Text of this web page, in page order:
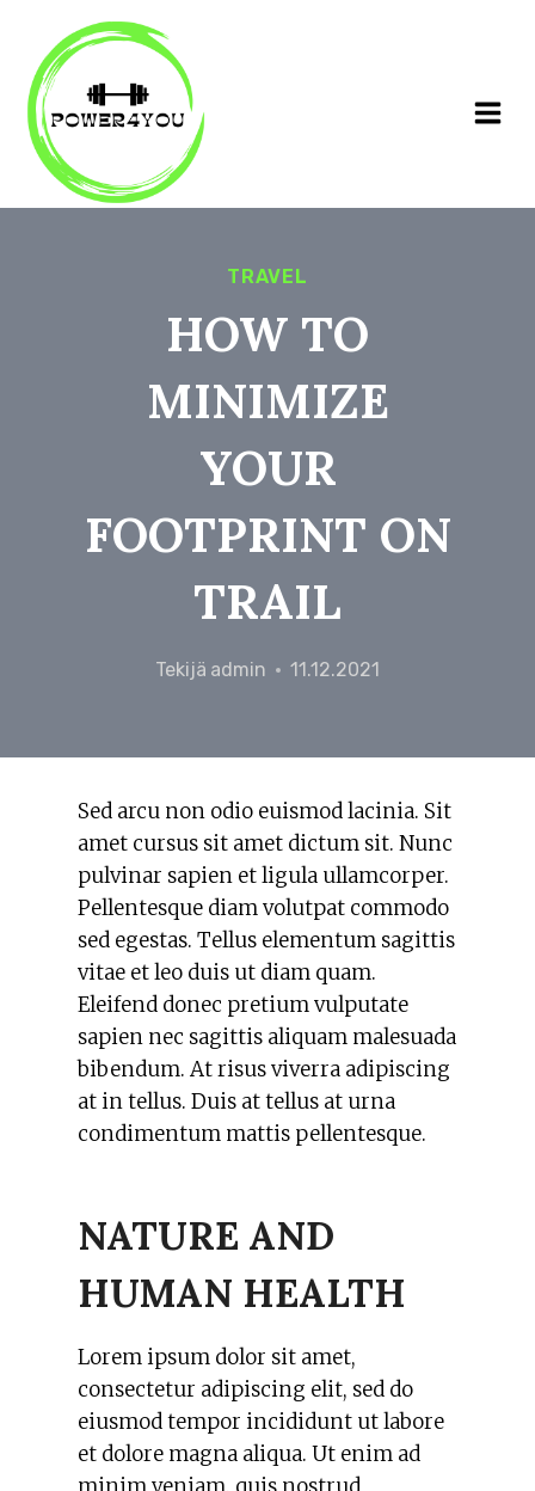
sisältöön
TRAVEL
HOW TO
MINIMIZE
YOUR
FOOTPRINT ON
TRAIL
Tekijä admin 11.12.2021
Sed arcu non odio euismod lacinia. Sit
amet cursus sit amet dictum sit. Nunc
pulvinar sapien et ligula ullamcorper.
Pellentesque diam volutpat commodo
sed egestas. Tellus elementum sagittis
vitae et leo duis ut diam quam.
Eleifend donec pretium vulputate
sapien nec sagittis aliquam malesuada
bibendum. At risus viverra adipiscing
at in tellus. Duis at tellus at urna
condimentum mattis pellentesque.
NATURE AND
HUMAN HEALTH
Lorem ipsum dolor sit amet,
consectetur adipiscing elit, sed do
eiusmod tempor incididunt ut labore
et dolore magna aliqua. Ut enim ad